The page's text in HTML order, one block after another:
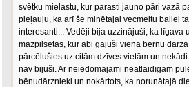
svētku mielastu, kur parasti jauno pāri vazā
pieļauju, ka arī še minētajai vecmeitu ballei
interesanti... Vedēji bija uzzinājuši, ka līgava
mazpilsētas, kur abi gājuši vienā bērnu
pārcēlušies uz citām dzīves vietām un
nav bijuši. Ar neiedomājami neatlaidīgām
bēnudārznieki un nokārtots, ka norunātajā